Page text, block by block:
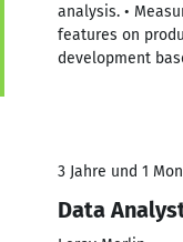
analysis. •
features on
development
3 Jahre und 1
Data